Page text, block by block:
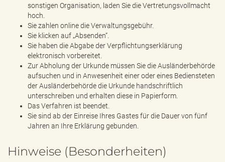
sonstigen Organisation, laden Sie die Vertretungsvollmacht
hoch.
Sie zahlen online die Verwaltungsgebühr.
Sie klicken auf „Absenden“.
Sie haben die Abgabe der Verpflichtungserklärung
elektronisch vorbereitet.
Zur Abholung der Urkunde müssen Sie die Ausländerbehörde
aufsuchen und in Anwesenheit einer oder eines Bediensteten
der Ausländerbehörde die Urkunde handschriftlich
unterschreiben und erhalten diese in Papierform.
Das Verfahren ist beendet.
Sie sind ab der Einreise Ihres Gastes für die Dauer von fünf
Jahren an Ihre Erklärung gebunden.
Hinweise (Besonderheiten)